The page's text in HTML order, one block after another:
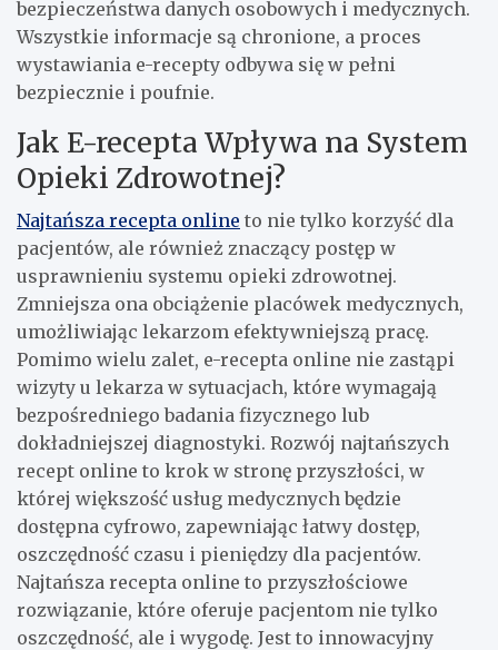
bezpieczeństwa danych osobowych i medycznych.
Wszystkie informacje są chronione, a proces
wystawiania e-recepty odbywa się w pełni
bezpiecznie i poufnie.
Jak E-recepta Wpływa na System
Opieki Zdrowotnej?
Najtańsza recepta online to nie tylko korzyść dla
pacjentów, ale również znaczący postęp w
usprawnieniu systemu opieki zdrowotnej.
Zmniejsza ona obciążenie placówek medycznych,
umożliwiając lekarzom efektywniejszą pracę.
Pomimo wielu zalet, e-recepta online nie zastąpi
wizyty u lekarza w sytuacjach, które wymagają
bezpośredniego badania fizycznego lub
dokładniejszej diagnostyki. Rozwój najtańszych
recept online to krok w stronę przyszłości, w
której większość usług medycznych będzie
dostępna cyfrowo, zapewniając łatwy dostęp,
oszczędność czasu i pieniędzy dla pacjentów.
Najtańsza recepta online to przyszłościowe
rozwiązanie, które oferuje pacjentom nie tylko
oszczędność, ale i wygodę. Jest to innowacyjny